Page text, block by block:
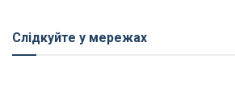
Слідкуйте у мережах